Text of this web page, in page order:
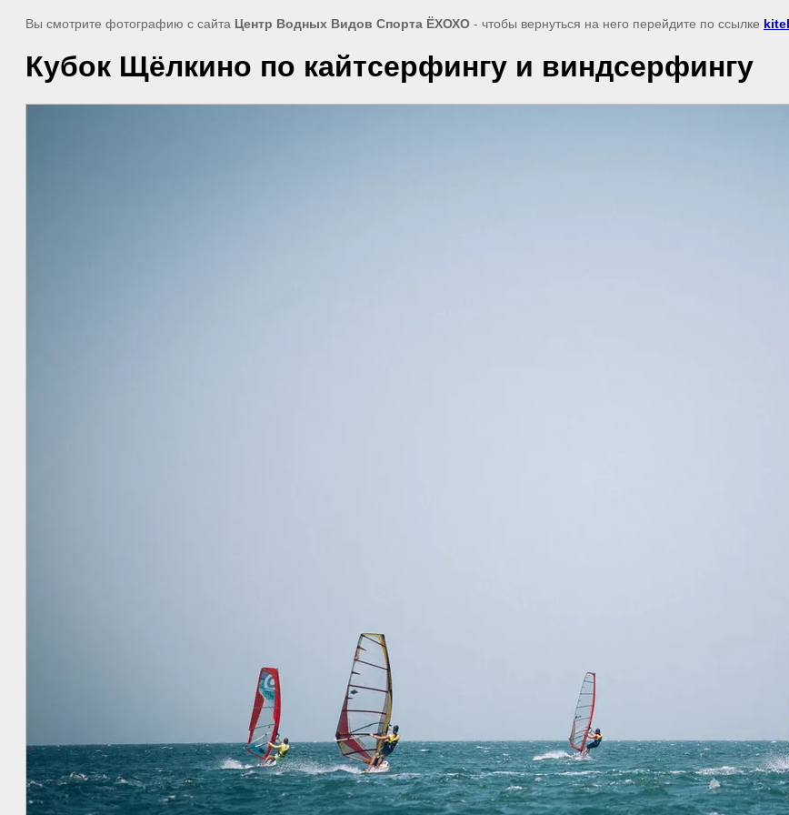
Вы смотрите фотографию с сайта Центр Водных Видов Спорта ЁХОХО - чтобы вернуться на него перейдите по ссылке
Кубок Щёлкино по кайтсерфингу и виндсерфингу